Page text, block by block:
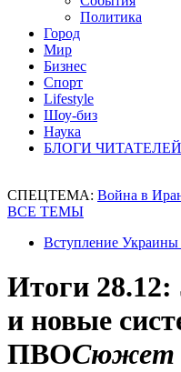
Политика
Город
Мир
Бизнес
Спорт
Lifestyle
Шоу-биз
Наука
БЛОГИ ЧИТАТЕЛЕЙ
СПЕЦТЕМА: Война в
ВСЕ ТЕМЫ
Вступление
Итоги 28.12:
и новые
ПВОСюжет